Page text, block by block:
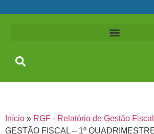
Início » RGF - Relatório de Gestão Fiscal
GESTÃO FISCAL – 1º